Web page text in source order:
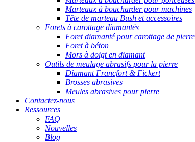
Marteaux à boucharder pour machines
Tête de marteau Bush et accessoires
Forets à carottage diamantés
Foret diamanté pour carottage de pierre
Foret à béton
Mors à doigt en diamant
Outils de meulage abrasifs pour la pierre
Diamant Francfort & Fickert
Brosses abrasives
Meules abrasives pour pierre
Contactez-nous
Ressources
FAQ
Nouvelles
Blog